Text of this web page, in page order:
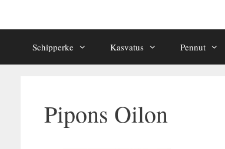
Schipperke Kasvatus Pennut
Pipons Oilon